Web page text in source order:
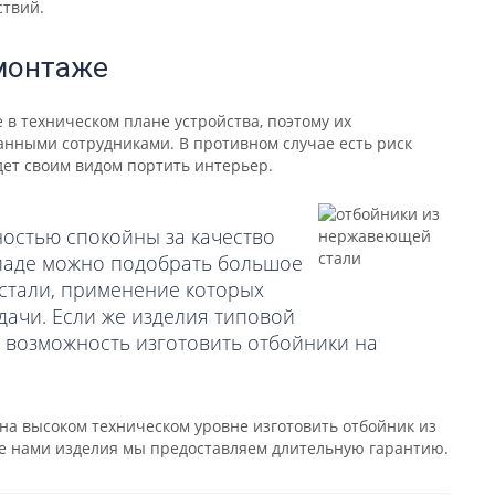
плане устройства, поэтому их
сотрудниками. В противном случае есть риск
своим видом портить интерьер.
спокойны за качество
можно подобрать большое
применение которых
Если же изделия типовой
изготовить отбойники на
высоком техническом уровне изготовить отбойник из
изделия мы предоставляем длительную гарантию.